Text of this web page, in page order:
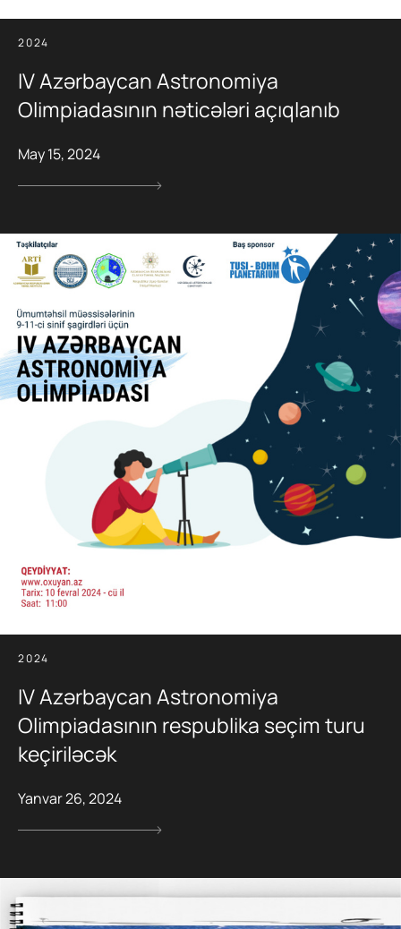
2024
IV Azərbaycan Astronomiya
Olimpiadasının nəticələri açıqlanıb
May 15, 2024
2024
IV Azərbaycan Astronomiya
Olimpiadasının respublika seçim turu
keçiriləcək
Yanvar 26, 2024